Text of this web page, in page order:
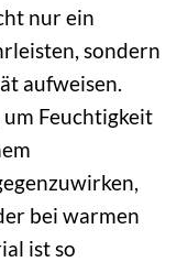
nur ein
sondern
aufweisen.
um Feuchtigkeit
bei warmen
ist so